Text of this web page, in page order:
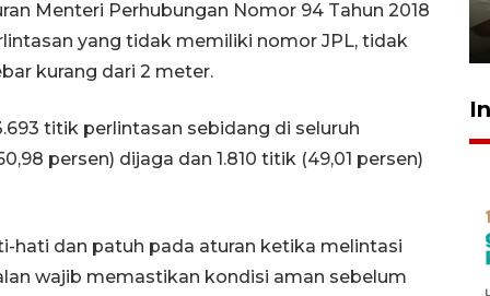
Menteri Perhubungan Nomor 94 Tahun 2018
yang tidak memiliki nomor JPL, tidak
kurang dari 2 meter.
titik perlintasan sebidang di seluruh
persen) dijaga dan 1.810 titik (49,01 persen)
hati dan patuh pada aturan ketika melintasi
wajib memastikan kondisi aman sebelum
pembinaan
23 Juli 2026 14:28